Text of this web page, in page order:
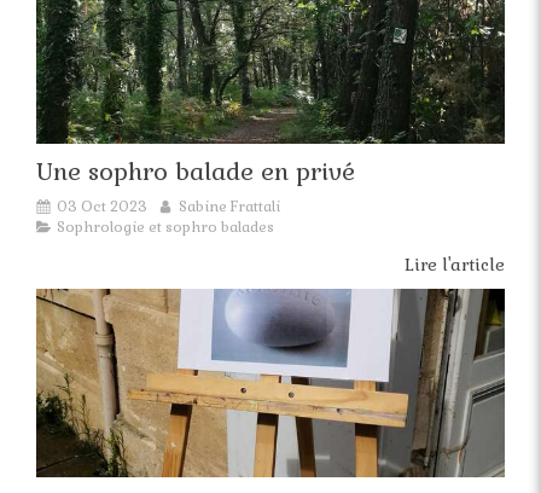
Une sophro balade en privé
03 Oct 2023
Sabine Frattali
Sophrologie et sophro balades
Lire l'article